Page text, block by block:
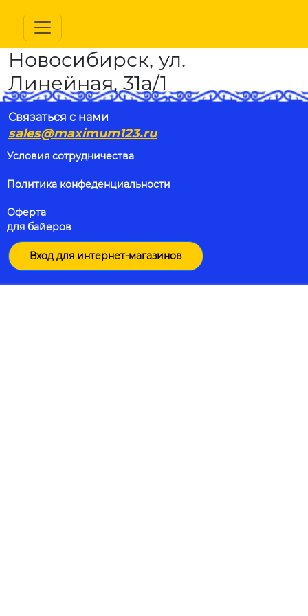
Новосибирск, ул.
Линейная, 31а/1
Связаться с нами
sales@maximum123.ru
Условия сотрудничества
Политика конфеденциальности
Оферта
для байеров
Вход для интернет-магазинов